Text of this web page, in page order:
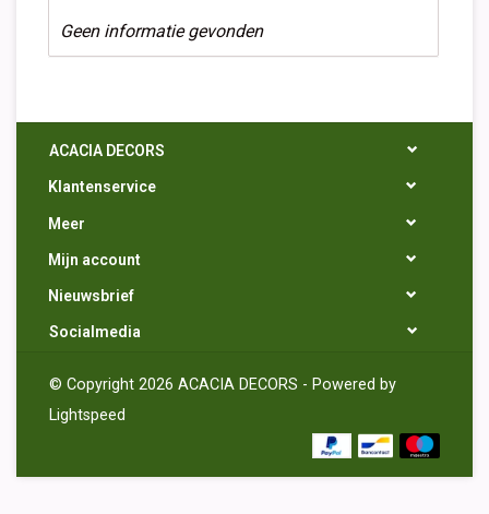
Geen informatie gevonden
ACACIA DECORS
Klantenservice
Meer
Mijn account
Nieuwsbrief
Socialmedia
© Copyright 2026 ACACIA DECORS - Powered by
Lightspeed